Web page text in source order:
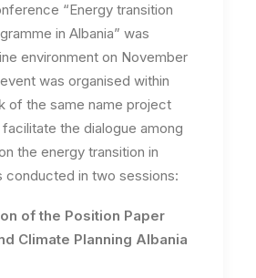
“Energy transition
in Albania” was
environment on November
was organised within
of the same name project
the dialogue among
the energy transition in
conducted in two sessions:
of the Position Paper
Climate Planning Albania